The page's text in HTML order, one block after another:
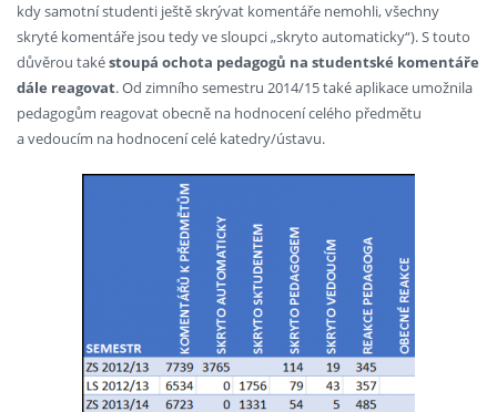
kdy samotní studenti ještě skrývat komentáře nemohli, všechny
skryté komentáře jsou tedy ve sloupci „skryto automaticky“). S touto
důvěrou takéstoupá ochota pedagogů na studentské komentáře
dále reagovat. Od zimního semestru 2014/15 také aplikace umožnila
pedagogům reagovat obecně na hodnocení celého předmětu
a vedoucím na hodnocení celé katedry/ústavu.